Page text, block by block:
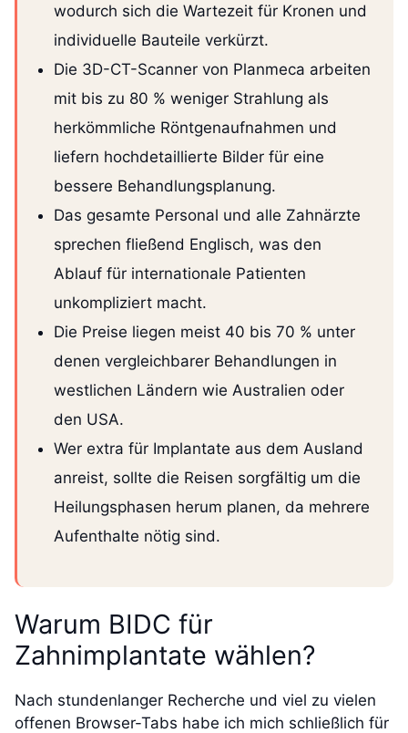
wodurch sich die Wartezeit für Kronen und
individuelle Bauteile verkürzt.
Die 3D-CT-Scanner von Planmeca arbeiten
mit bis zu 80 % weniger Strahlung als
herkömmliche Röntgenaufnahmen und
liefern hochdetaillierte Bilder für eine
bessere Behandlungsplanung.
Das gesamte Personal und alle Zahnärzte
sprechen fließend Englisch, was den
Ablauf für internationale Patienten
unkompliziert macht.
Die Preise liegen meist 40 bis 70 % unter
denen vergleichbarer Behandlungen in
westlichen Ländern wie Australien oder
den USA.
Wer extra für Implantate aus dem Ausland
anreist, sollte die Reisen sorgfältig um die
Heilungsphasen herum planen, da mehrere
Aufenthalte nötig sind.
Warum BIDC für
Zahnimplantate wählen?
Nach stundenlanger Recherche und viel zu vielen
offenen Browser-Tabs habe ich mich schließlich für